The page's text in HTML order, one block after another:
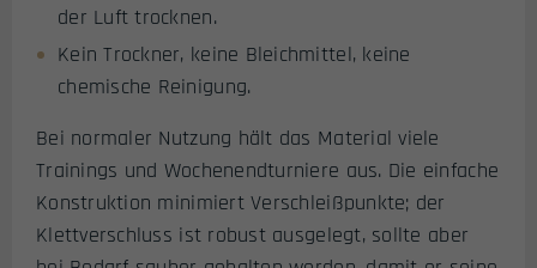
der Luft trocknen.
Kein Trockner, keine Bleichmittel, keine
chemische Reinigung.
Bei normaler Nutzung hält das Material viele
Trainings und Wochenendturniere aus. Die einfache
Konstruktion minimiert Verschleißpunkte; der
Klettverschluss ist robust ausgelegt, sollte aber